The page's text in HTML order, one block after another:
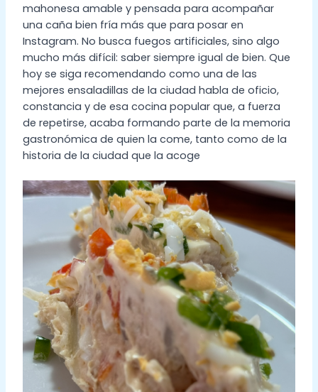
mahonesa amable y pensada para acompañar
una caña bien fría más que para posar en
Instagram. No busca fuegos artificiales, sino algo
mucho más difícil: saber siempre igual de bien. Que
hoy se siga recomendando como una de las
mejores ensaladillas de la ciudad habla de oficio,
constancia y de esa cocina popular que, a fuerza
de repetirse, acaba formando parte de la memoria
gastronómica de quien la come, tanto como de la
historia de la ciudad que la acoge